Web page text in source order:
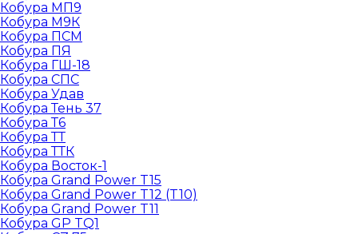
Кобура МП9
Кобура М9К
Кобура ПСМ
Кобура ПЯ
Кобура ГШ-18
Кобура СПС
Кобура Удав
Кобура Тень 37
Кобура Т6
Кобура ТТ
Кобура ТТК
Кобура Восток-1
Кобура Grand Power T15
Кобура Grand Power T12 (T10)
Кобура Grand Power T11
Кобура GP TQ1